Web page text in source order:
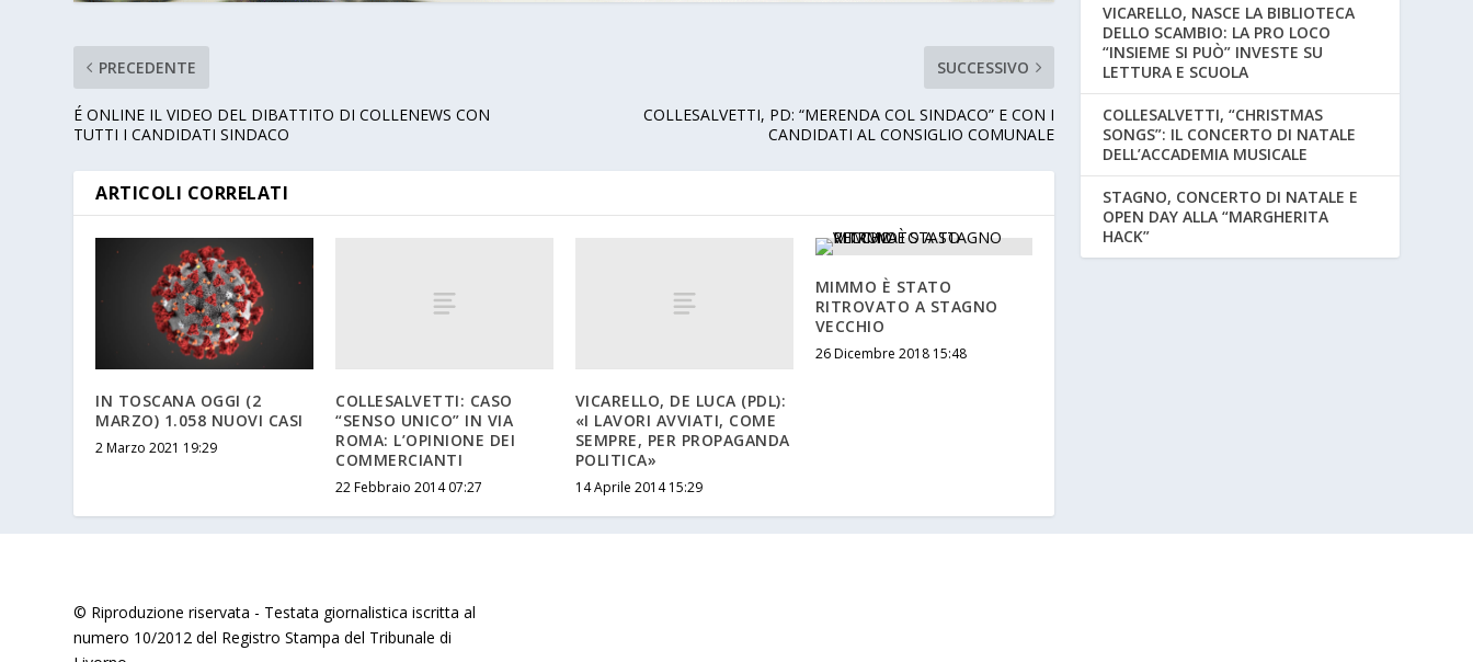
PRECEDENTE
É ONLINE IL VIDEO DEL DIBATTITO DI COLLENEWS CON
TUTTI I CANDIDATI SINDACO
SUCCESSIVO
COLLESALVETTI, PD: “MERENDA COL SINDACO” E CON I
CANDIDATI AL CONSIGLIO COMUNALE
ARTICOLI CORRELATI
IN TOSCANA OGGI (2
MARZO) 1.058 NUOVI CASI
2 Marzo 2021 19:29
COLLESALVETTI: CASO
“SENSO UNICO” IN VIA
ROMA: L’OPINIONE DEI
COMMERCIANTI
22 Febbraio 2014 07:27
VICARELLO, DE LUCA (PDL):
«I LAVORI AVVIATI, COME
SEMPRE, PER PROPAGANDA
POLITICA»
14 Aprile 2014 15:29
MIMMO È STATO
RITROVATO A STAGNO
VECCHIO
26 Dicembre 2018 15:48
VICARELLO, NASCE LA BIBLIOTECA
DELLO SCAMBIO: LA PRO LOCO
“INSIEME SI PUÒ” INVESTE SU
LETTURA E SCUOLA
COLLESALVETTI, “CHRISTMAS
SONGS”: IL CONCERTO DI NATALE
DELL’ACCADEMIA MUSICALE
STAGNO, CONCERTO DI NATALE E
OPEN DAY ALLA “MARGHERITA
HACK”
© Riproduzione riservata - Testata giornalistica iscritta al
numero 10/2012 del Registro Stampa del Tribunale di